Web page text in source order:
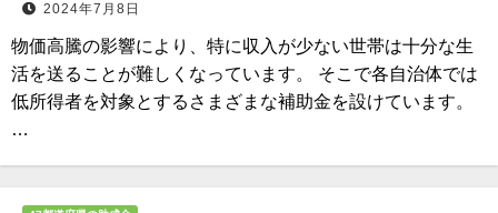
2024年7月8日
物価高騰の影響により、特に収入が少ない世帯は十分な生
活を送ることが難しくなっています。 そこで各自治体では
低所得者を対象とするさまざまな補助金を設けています。
…